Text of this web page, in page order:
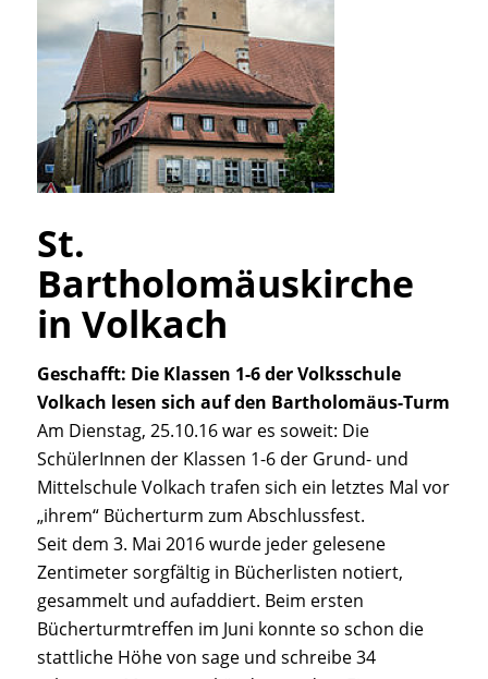
St.
Bartholomäuskirche
in Volkach
Geschafft: Die Klassen 1-6 der Volksschule
Volkach lesen sich auf den Bartholomäus-Turm
Am Dienstag, 25.10.16 war es soweit: Die
SchülerInnen der Klassen 1-6 der Grund- und
Mittelschule Volkach trafen sich ein letztes Mal vor
„ihrem“ Bücherturm zum Abschlussfest.
Seit dem 3. Mai 2016 wurde jeder gelesene
Zentimeter sorgfältig in Bücherlisten notiert,
gesammelt und aufaddiert. Beim ersten
Bücherturmtreffen im Juni konnte so schon die
stattliche Höhe von sage und schreibe 34